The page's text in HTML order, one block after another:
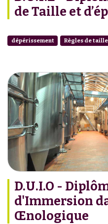
de Taille et
dépérissement Règles de taille
D.U.I.O -
d'Immersion
Œnologique